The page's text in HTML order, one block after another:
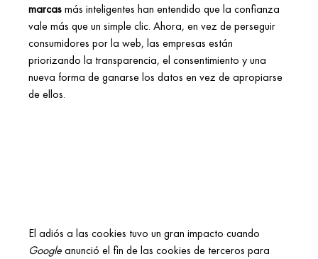
marcas más inteligentes han entendido que la confianza
vale más que un simple clic. Ahora, en vez de perseguir
consumidores por la web, las empresas están
priorizando la transparencia, el consentimiento y una
nueva forma de ganarse los datos en vez de apropiarse
de ellos.
El adiós a las cookies tuvo un gran impacto cuando
Google anunció el fin de las cookies de terceros para